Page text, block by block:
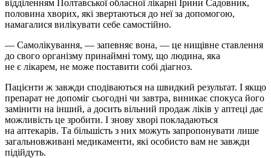
відділенням Полтавської обласної лікарні Ірини Садовник,
половина хворих, які звертаються до неї за допомогою,
намагалися вилікувати себе самостійно.
— Самолікування, — запевняє вона, — це нищівне ставлення
до свого організму принаймні тому, що людина, яка
не є лікарем, не може поставити собі діагноз.
Пацієнти ж завжди сподіваються на швидкий результат. І якщо
препарат не допоміг сьогодні чи завтра, виникає спокуса його
замінити на інший, а досить вільний продаж ліків у аптеці дає
можливість це зробити. І знову хворі покладаються
на аптекарів. Та більшість з них можуть запропонувати лише
загальновживані медикаменти, які особисто вам не завжди
підійдуть.